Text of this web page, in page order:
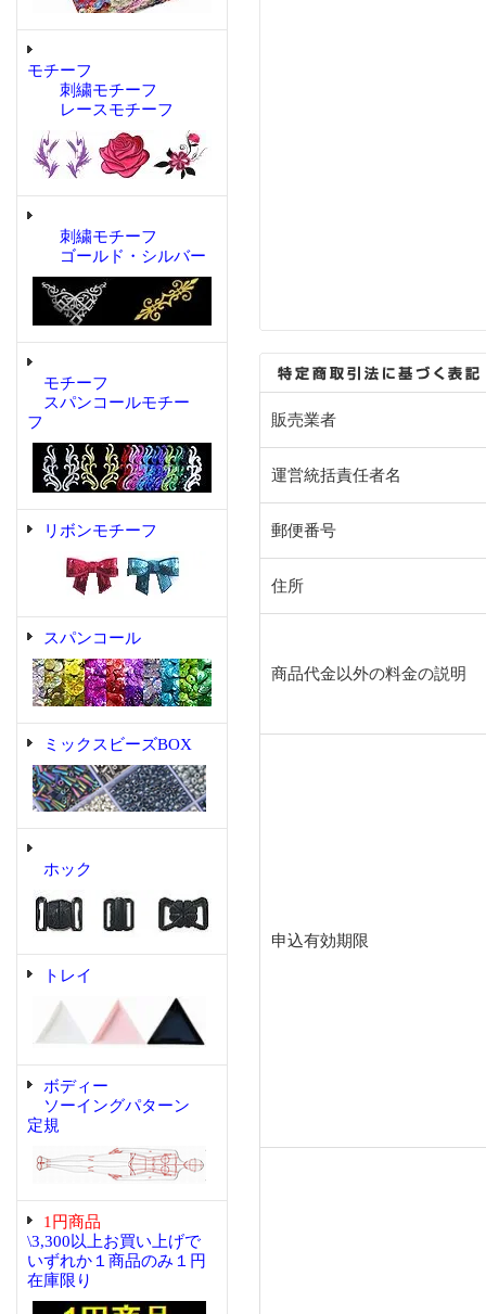
モチーフ
刺繍モチーフ
レースモチーフ
刺繍モチーフ
ゴールド・シルバー
モチーフ
スパンコールモチー
フ
リボンモチーフ
スパンコール
ミックスビーズBOX
ホック
トレイ
ボディー
ソーイングパターン
定規
1円商品
\3,300以上お買い上げで
いずれか１商品のみ１円
在庫限り
販売業者
運営統括責任者名
郵便番号
住所
商品代金以外の料金の説明
申込有効期限